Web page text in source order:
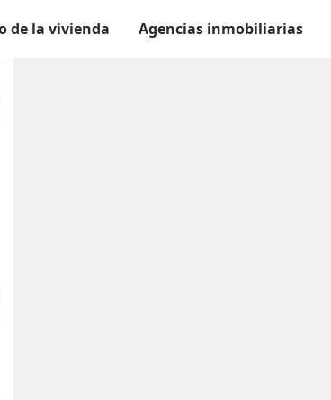
de la vivienda Agencias inmobiliarias